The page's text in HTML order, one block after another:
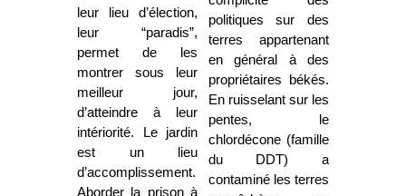
leur lieu d’élection,
leur “paradis”,
permet de les
montrer sous leur
meilleur jour,
d’atteindre à leur
intériorité. Le jardin
est un lieu
d’accomplissement.
Aborder la prison à
politiques sur des
terres appartenant
en général à des
propriétaires békés.
En ruisselant sur les
pentes, le
chlordécone (famille
du DDT) a
contaminé les terres